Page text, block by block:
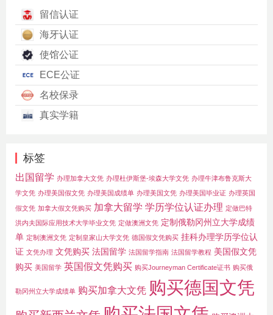
留信认证
海牙认证
使馆公证
ECE公证
名校保录
真实学籍
标签
出国留学 办理加拿大文凭 办理杜伊斯堡-埃森大学文凭 办理牛津布鲁克斯大
学文凭 办理美国假文凭 办理美国成绩单 办理美国文凭 办理美国毕业证 办理英国
假文凭 加拿大假文凭购买 加拿大留学 学历学位认证办理 定做巴特
洪内夫国际应用技术大学毕业文凭 定做澳洲文凭 定制俄勒冈州立大学成绩
单 定制澳洲文凭 定制皇家山大学文凭 德国假文凭购买 挂科办理学历学位认
证 文凭办理 文凭购买 法国留学 法国留学指南 法国留学教程 美国假文凭
购买 美国留学 英国假文凭购买 购买Journeyman Certificate证书 购买俄
勒冈州立大学成绩单 购买加拿大文凭 购买德国文凭